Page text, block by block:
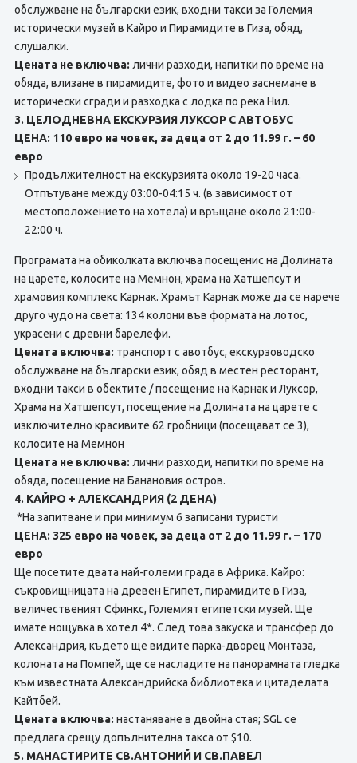
обслужване на български език, входни такси за Големия
исторически музей в Кайро и Пирамидите в Гиза, обяд,
слушалки.
Цената не включва: лични разходи, напитки по време на
обяда, влизане в пирамидите, фото и видео заснемане в
исторически сгради и разходка с лодка по река Нил.
3. ЦЕЛОДНЕВНА ЕКСКУРЗИЯ ЛУКСОР С АВТОБУС
ЦЕНА: 110 евро на човек, за деца от 2 до 11.99 г. – 60
евро
Продължителност на екскурзията около 19-20 часа.
Отпътуване между 03:00-04:15 ч. (в зависимост от
местоположението на хотела) и връщане около 21:00-
22:00 ч.
Програмата на обиколката включва посещенис на Долината
на царете, колосите на Мемнон, храма на Хатшепсут и
храмовия комплекс Карнак. Храмът Карнак може да се нарече
друго чудо на света: 134 колони във формата на лотос,
украсени с древни барелефи.
Цената включва: транспорт с авотбус, екскурзоводско
обслужване на български език, обяд в местен ресторант,
входни такси в обектите / посещение на Карнак и Луксор,
Храма на Хатшепсут, посещение на Долината на царете с
изключително красивите 62 гробници (посещават се 3),
колосите на Мемнон
Цената не включва: лични разходи, напитки по време на
обяда, посещение на Банановия остров.
4. КАЙРО + АЛЕКСАНДРИЯ (2 ДЕНА)
*На запитване и при минимум 6 записани туристи
ЦЕНА: 325 евро на човек, за деца от 2 до 11.99 г. – 170
евро
Ще посетите двата най-големи града в Африка. Кайро:
съкровищницата на древен Египет, пирамидите в Гиза,
величественият Сфинкс, Големият египетски музей. Ще
имате нощувка в хотел 4*. След това закуска и трансфер до
Александрия, където ще видите парка-дворец Монтаза,
колоната на Помпей, ще се насладите на панорамната гледка
към известната Александрийска библиотека и цитаделата
Кайтбей.
Цената включва: настаняване в двойна стая; SGL се
предлага срещу допълнителна такса от $10.
5. МАНАСТИРИТЕ СВ.АНТОНИЙ И СВ.ПАВЕЛ